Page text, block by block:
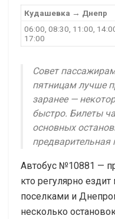
Кудашевка → Днепр
06:00, 08:30, 11:00,
17:00
Совет
пятницам лучше
заранее —
быстро. Билеты
основных
предварительная
Автобус №10881 —
кто регулярно
поселками и
несколько